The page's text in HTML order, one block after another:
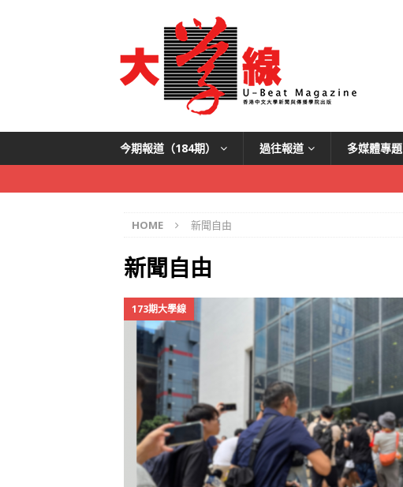
今期報道（184期） 過往報道 多媒體專題
HOME 新聞自由
新聞自由
173期大學線